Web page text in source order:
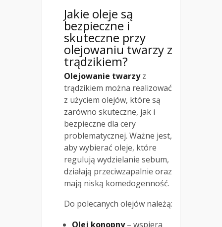
Jakie oleje są
bezpieczne i
skuteczne przy
olejowaniutwarzy z
trądzikiem?
Olejowanie twarzyz
trądzikiem można realizować
z użyciem olejów, które są
zarówno skuteczne, jak i
bezpieczne dla cery
problematycznej. Ważne jest,
aby wybierać oleje, które
regulują wydzielanie sebum,
działają przeciwzapalnie oraz
mają niską komedogenność.
Do polecanych olejów należą:
Olej konopny– wspiera